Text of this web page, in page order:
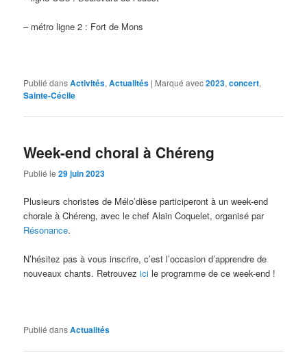
– métro ligne 2 : Fort de Mons
Publié dansActivités,Actualités | Marqué avec2023,concert,
Sainte-Cécile
Week-end choral à Chéreng
Publié le29 juin 2023
Plusieurs choristes de Mélo’dièse participeront à un week-end
chorale à Chéreng, avec le chef Alain Coquelet, organisé par
Résonance.
N’hésitez pas à vous inscrire, c’est l’occasion d’apprendre de
nouveaux chants. Retrouvezici le programme de ce week-end !
Publié dansActualités